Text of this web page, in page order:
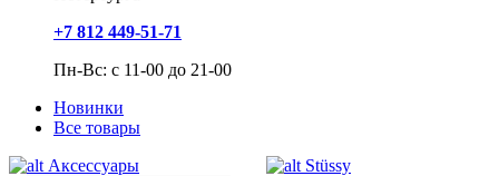
+7 812 449-51-71
Пн-Вс: с 11-00 до 21-00
Новинки
Все товары
Аксессуары
Stüssy